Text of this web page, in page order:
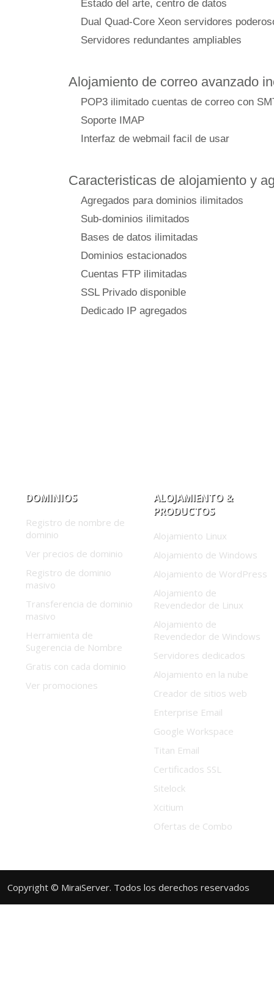
Estado del arte, centro de datos
Dual Quad-Core Xeon servidores
Servidores redundantes ampliables
Alojamiento de correo avanzado
POP3 ilimitado cuentas de correo con
Soporte IMAP
Interfaz de webmail facil de usar
Caracteristicas de alojamiento y
Agregados para dominios ilimitados
Sub-dominios ilimitados
Bases de datos ilimitadas
Dominios estacionados
Cuentas FTP ilimitadas
SSL Privado disponible
Dedicado IP agregados
DOMINIOS
Registro de nombre de
dominio
Ver precios de dominio
Registro de dominio
masivo
Transferencia de dominio
masivo
Herramienta de
Sugerencia de Nombre
Gratis con cada dominio
Ver promociones
ALOJAMIENTO &
PRODUCTOS
Alojamiento Linux
Alojamiento de Windows
Alojamiento de WordPress
Alojamiento de
Revendedor de Linux
Alojamiento de
Revendedor de Windows
Servidores dedicados
Alojamiento en la nube
Creador de sitios web
Enterprise Email
Google Workspace
Titan Email
Certificados SSL
Sitelock
Xcitium
Ofertas de Combo
Copyright © MiraiServer. Todos los derechos reservados